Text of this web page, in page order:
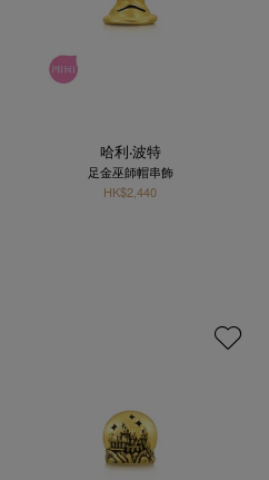
哈利‧波特
足金巫師帽串飾
HK$2,440